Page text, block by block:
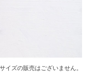
ズの販売はございません。